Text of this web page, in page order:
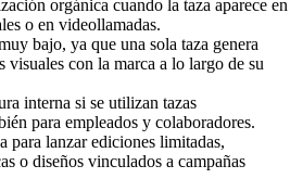
orgánica cuando la taza aparece en
o en videollamadas.
bajo, ya que una sola taza genera
visuales con la marca a lo largo de su
interna si se utilizan tazas
para empleados y colaboradores.
para lanzar ediciones limitadas,
o diseños vinculados a campañas